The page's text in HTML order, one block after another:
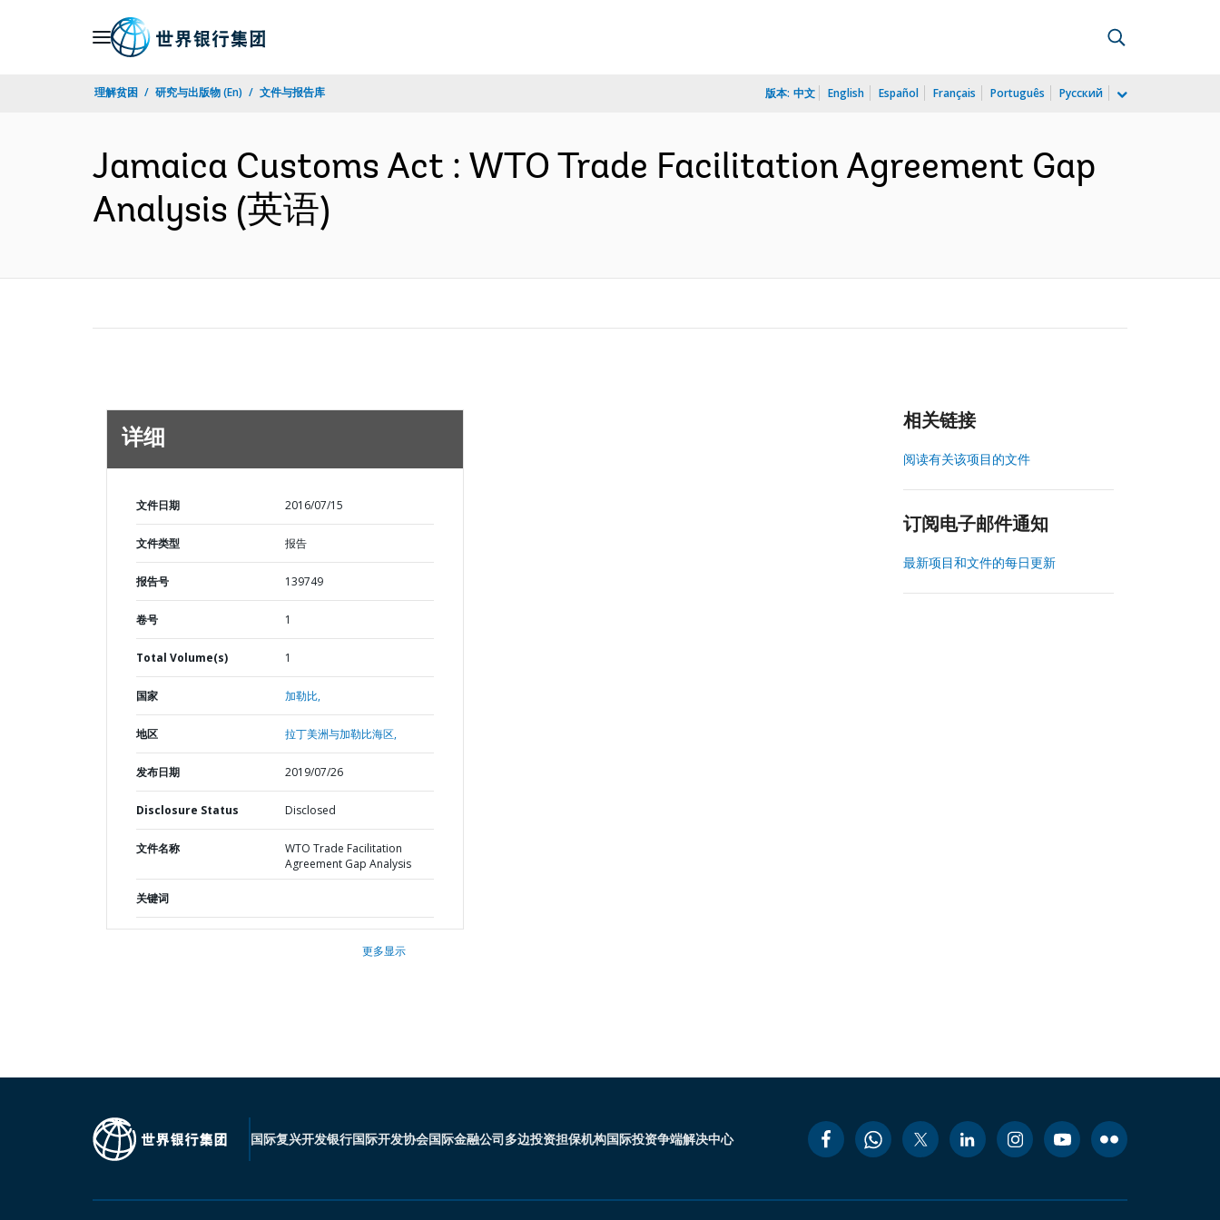
理解贫困 研究与出版物 (En) 文件与报告库 版本: 中文 English Español Français Português Русский
Jamaica Customs Act : WTO Trade Facilitation Agreement Gap
Analysis (英语)
详细
文件日期 2016/07/15
文件类型 报告
报告号 139749
卷号 1
Total Volume(s) 1
国家 加勒比,
地区 拉丁美洲与加勒比海区,
发布日期 2019/07/26
Disclosure Status Disclosed
文件名称
WTO Trade Facilitation
Agreement Gap Analysis
关键词
更多显示
相关链接
阅读有关该项目的文件
订阅电子邮件通知
最新项目和文件的每日更新
国际复兴开发银行国际开发协会国际金融公司多边投资担保机构国际投资争端解决中心